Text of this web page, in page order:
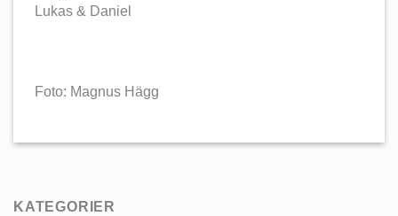
Lukas & Daniel
Foto: Magnus Hägg
KATEGORIER